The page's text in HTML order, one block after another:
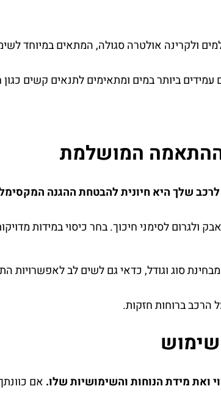
ולקרינה אולטרה סגולה, המתאים במיוחד
עמידים ביותר במים ומתאימים לתנאים קשים
המושלמת
שלך היא חיונית להבטחת ההגנה
ולגרום לסימני חיכוך. בחר כיסוי במידות
סוג וגודל, כדאי גם לשים לב לאפשרויות
הרכב ברוחות חזקות.
מידת הנוחות והשימושיות שלו. אם